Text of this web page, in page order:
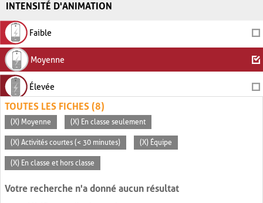
INTENSITÉ D'ANIMATION
Faible
Moyenne
Élevée
TOUTES LES FICHES (8)
(X) Moyenne (X) En classe seulement
(X) Activités courtes (< 30 minutes) (X) Équipe
(X) En classe et hors classe
Votre recherche n'a donné aucun résultat